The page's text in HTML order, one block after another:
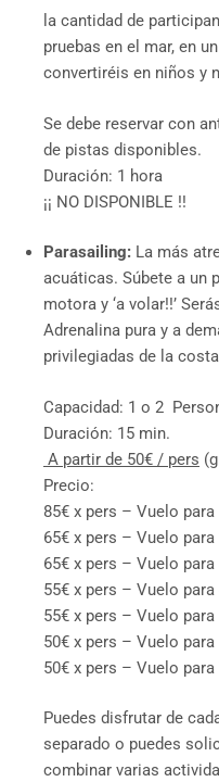
la cantidad de
pruebas en el mar, en
convertiréis en niños y
Se debe reservar con
de pistas disponibles.
Duración: 1 hora
¡¡ NO DISPONIBLE !!
Parasailing: La más
acuáticas. Súbete a un
motora y ‘a volar!!’
Adrenalina pura y a
privilegiadas de la
Capacidad: 1 o 2
Duración: 15 min.
A partir de 50€ / pers
Precio:
85€ x pers – Vuelo para
65€ x pers – Vuelo
65€ x pers – Vuelo
55€ x pers – Vuelo
55€ x pers – Vuelo
50€ x pers – Vuelo
50€ x pers – Vuelo
Puedes disfrutar de
separado o puedes
combinar varias